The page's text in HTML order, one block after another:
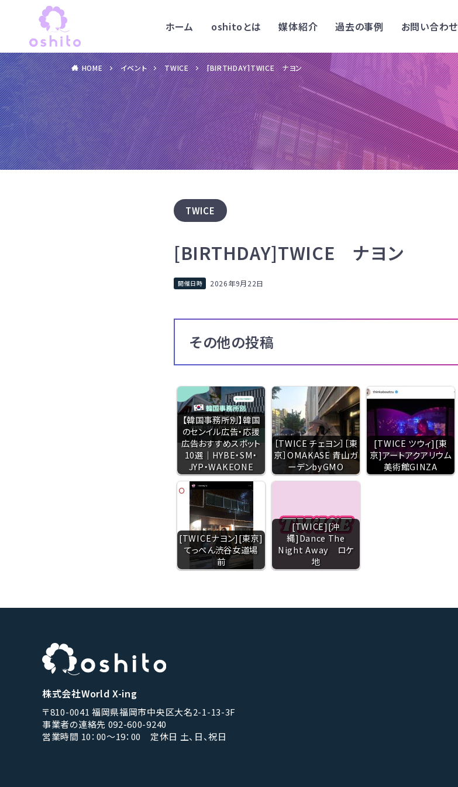
ホーム oshitoとは 媒体紹介 過去の事例 お問い合わせ
HOME イベント TWICE [BIRTHDAY]TWICE ナヨン
TWICE
[BIRTHDAY]TWICE ナヨン
2026年9月22日
その他の投稿
【韓国事務所別】韓国
のセンイル広告・応援
広告おすすめスポット
10選｜HYBE・SM・
JYP・WAKEONE
［TWICE チェヨン］［東
京］OMAKASE 青山ガ
ーデンbyGMO
[TWICE ツウィ][東
京]アートアクアリウム
美術館GINZA
[TWICEナヨン][東京]
てっぺん渋谷女道場
前
[TWICE][沖
縄]Dance The
Night Away ロケ
地
株式会社World X-ing
〒810-0041 福岡県福岡市中央区大名2-1-13-3F
事業者の連絡先 092-600-9240
営業時間 10：00〜19：00 定休日 土、日、祝日